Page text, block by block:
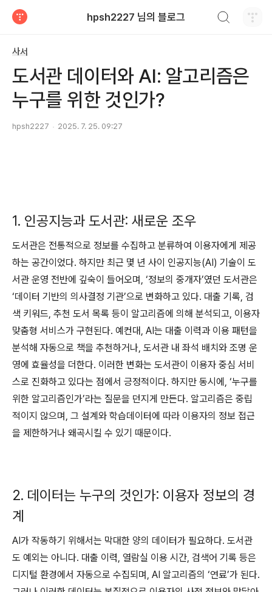
hpsh2227 님의 블로그
사서
도서관 데이터와 AI: 알고리즘은
누구를 위한 것인가?
hpsh2227 2025. 7. 25. 09:27
1. 인공지능과 도서관: 새로운 조우
도서관은 전통적으로 정보를 수집하고 분류하여 이용자에게 제공
하는 공간이었다. 하지만 최근 몇 년 사이 인공지능(AI) 기술이 도
서관 운영 전반에 깊숙이 들어오며, ‘정보의 중개자’였던 도서관은
‘데이터 기반의 의사결정 기관’으로 변화하고 있다. 대출 기록, 검
색 키워드, 추천 도서 목록 등이 알고리즘에 의해 분석되고, 이용자
맞춤형 서비스가 구현된다. 예컨대, AI는 대출 이력과 이용 패턴을
분석해 자동으로 책을 추천하거나, 도서관 내 좌석 배치와 조명 운
영에 효율성을 더한다. 이러한 변화는 도서관이 이용자 중심 서비
스로 진화하고 있다는 점에서 긍정적이다. 하지만 동시에, ‘누구를
위한 알고리즘인가’라는 질문을 던지게 만든다. 알고리즘은 중립
적이지 않으며, 그 설계와 학습데이터에 따라 이용자의 정보 접근
을 제한하거나 왜곡시킬 수 있기 때문이다.
2. 데이터는 누구의 것인가: 이용자 정보의 경
계
AI가 작동하기 위해서는 막대한 양의 데이터가 필요하다. 도서관
도 예외는 아니다. 대출 이력, 열람실 이용 시간, 검색어 기록 등은
디지털 환경에서 자동으로 수집되며, AI 알고리즘의 ‘연료’가 된다.